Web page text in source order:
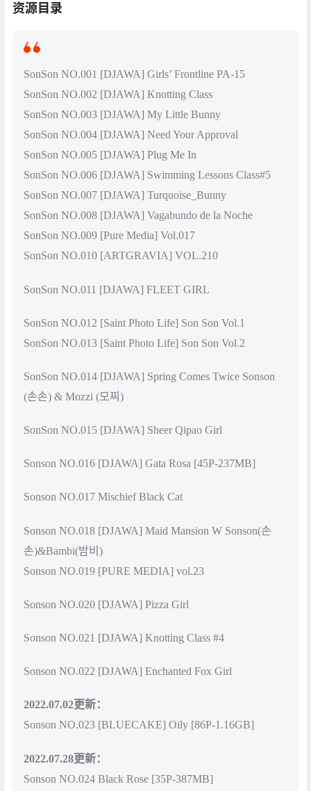
资源目录
SonSon NO.001 [DJAWA] Girls’ Frontline PA-15
SonSon NO.002 [DJAWA] Knotting Class
SonSon NO.003 [DJAWA] My Little Bunny
SonSon NO.004 [DJAWA] Need Your Approval
SonSon NO.005 [DJAWA] Plug Me In
SonSon NO.006 [DJAWA] Swimming Lessons Class#5
SonSon NO.007 [DJAWA] Turquoise_Bunny
SonSon NO.008 [DJAWA] Vagabundo de la Noche
SonSon NO.009 [Pure Media] Vol.017
SonSon NO.010 [ARTGRAVIA] VOL.210
SonSon NO.011 [DJAWA] FLEET GIRL
SonSon NO.012 [Saint Photo Life] Son Son Vol.1
SonSon NO.013 [Saint Photo Life] Son Son Vol.2
SonSon NO.014 [DJAWA] Spring Comes Twice Sonson
(손손) & Mozzi (모찌)
SonSon NO.015 [DJAWA] Sheer Qipao Girl
Sonson NO.016 [DJAWA] Gata Rosa [45P-237MB]
Sonson NO.017 Mischief Black Cat
Sonson NO.018 [DJAWA] Maid Mansion W Sonson(손
손)&Bambi(밤비)
Sonson NO.019 [PURE MEDIA] vol.23
Sonson NO.020 [DJAWA] Pizza Girl
Sonson NO.021 [DJAWA] Knotting Class #4
Sonson NO.022 [DJAWA] Enchanted Fox Girl
2022.07.02更新：
Sonson NO.023 [BLUECAKE] Oily [86P-1.16GB]
2022.07.28更新：
Sonson NO.024 Black Rose [35P-387MB]